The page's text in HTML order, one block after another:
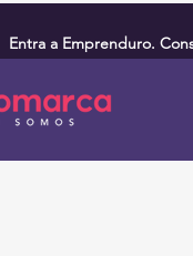
Entra a Emprenduro.